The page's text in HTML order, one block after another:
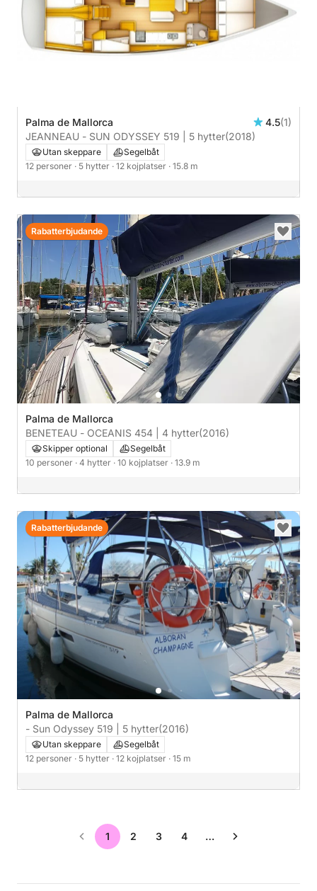
Palma de Mallorca 4.5(1)
JEANNEAU - SUN ODYSSEY 519 | 5 hytter(2018)
Utan skeppare
Segelbåt
12 personer · 5 hytter · 12 kojplatser · 15.8 m
Palma de Mallorca
BENETEAU - OCEANIS 454 | 4 hytter(2016)
Skipper optional
Segelbåt
10 personer · 4 hytter · 10 kojplatser · 13.9 m
Rabatterbjudande
Palma de Mallorca
- Sun Odyssey 519 | 5 hytter(2016)
Utan skeppare
Segelbåt
12 personer · 5 hytter · 12 kojplatser · 15 m
Rabatterbjudande
1 2 3 4 …